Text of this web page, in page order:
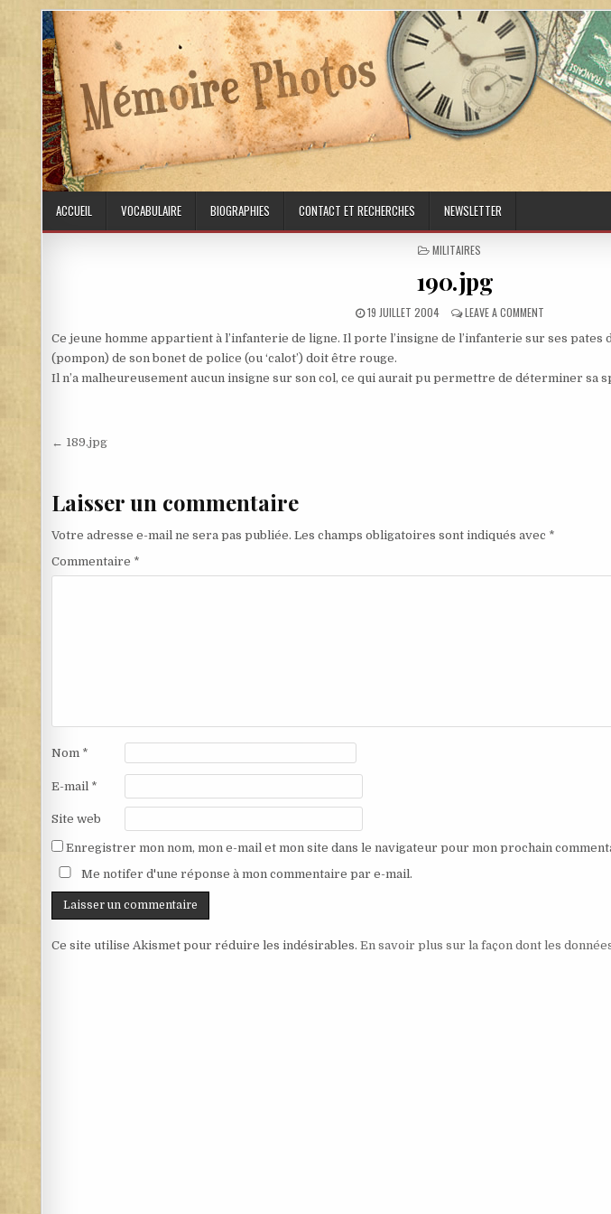
Skip to content
ACCUEIL VOCABULAIRE BIOGRAPHIES CONTACT ET RECHERCHES NEWSLETTER
POSTED IN
MILITAIRES
190.jpg
PUBLISHED DATE:
19 JUILLET 2004 LEAVE A COMMENTON 190.JPG
Ce jeune homme appartient à l’infanterie de ligne. Il porte l’insigne de l’infanterie sur ses pates
(pompon) de son bonet de police (ou ‘calot’) doit être rouge.
Il n’a malheureusement aucun insigne sur son col, ce qui aurait pu permettre de déterminer sa
Navigation de l’article
← 189.jpg
Laisser un commentaire
Votre adresse e-mail ne sera pas publiée. Les champs obligatoires sont indiqués avec *
Commentaire *
Nom *
E-mail *
Site web
Enregistrer mon nom, mon e-mail et mon site dans le navigateur pour mon prochain
Me notifer d'une réponse à mon commentaire par e-mail.
Ce site utilise Akismet pour réduire les indésirables. En savoir plus sur la façon dont les